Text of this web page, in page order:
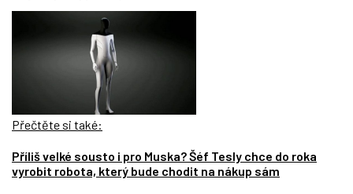
Přečtěte si také:
Příliš velké sousto i pro Muska? Šéf Tesly chce do roka
vyrobit robota, který bude chodit na nákup sám